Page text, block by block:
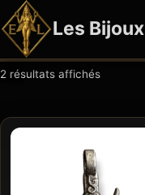
Aller
au
contenu
Les Bijoux
2 résultats affichés